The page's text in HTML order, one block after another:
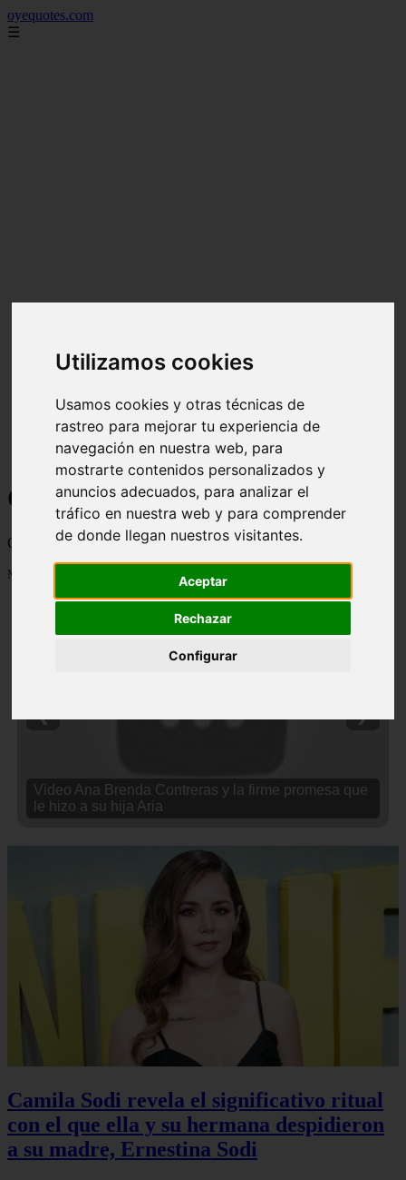
Utilizamos cookies
Usamos cookies y otras técnicas de
rastreo para mejorar tu experiencia de
navegación en nuestra web, para
mostrarte contenidos personalizados y
anuncios adecuados, para analizar el
tráfico en nuestra web y para comprender
de donde llegan nuestros visitantes.
Aceptar
Rechazar
Configurar
oyequotes.com
☰
Curiosidades y Sabias que
Cosas curiosas, curiosidades, noticias impactantes y mucho mas
Mostrando 1 - 24 de 2838 artículos
Video Ana Brenda Contreras y la firme promesa que
le hizo a su hija Aria
Camila Sodi revela el significativo ritual
con el que ella y su hermana despidieron
a su madre, Ernestina Sodi